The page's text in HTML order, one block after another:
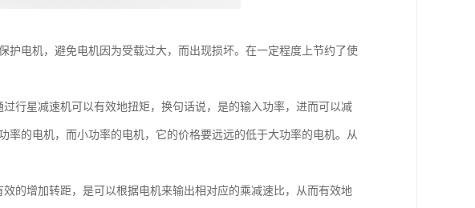
护电机，避免电机因为受载过大，而出现损坏。在一定程度上节约了使
行星减速机可以有效地扭矩，换句话说，是的输入功率，进而可以减
的电机，而小功率的电机，它的价格要远远的低于大功率的电机。从
的增加转距，是可以根据电机来输出相对应的乘减速比，从而有效地